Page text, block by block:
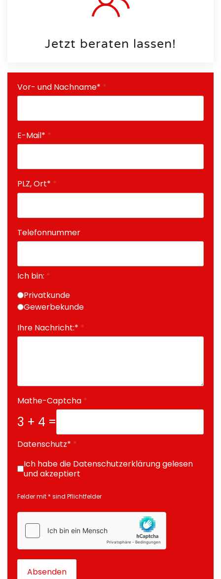
Jetzt beraten lassen!
Vor- und Nachname* *
E-Mail* *
PLZ, Ort* *
Telefonnummer
Ich bin: *
Privatkunde
Gewerbekunde
Ihre Nachricht:* *
Mathe-Captcha *
3 + 4 =
Datenschutz* *
Ich habe die Datenschutzerklärung gelesen
und akzeptiert
Felder mit * sind Pflichtfelder
hCaptcha
Absenden